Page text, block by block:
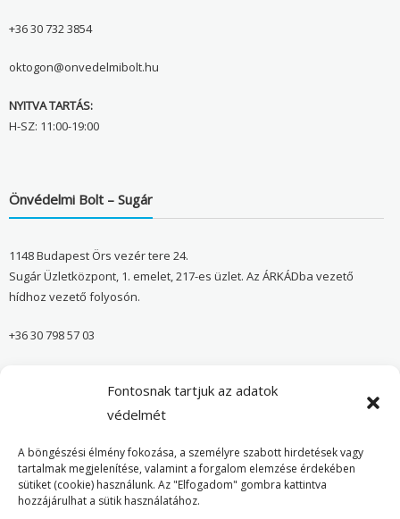
Fontosnak tartjuk az adatok
védelmét
A böngészési élmény fokozása, a személyre szabott hirdetések vagy
tartalmak megjelenítése, valamint a forgalom elemzése érdekében
sütiket (cookie) használunk. Az "Elfogadom" gombra kattintva
hozzájárulhat a sütik használatához.
+36 30 732 3854
oktogon@onvedelmibolt.hu
NYITVA TARTÁS:
H-SZ: 11:00-19:00
Önvédelmi Bolt – Sugár
1148 Budapest Örs vezér tere 24.
Sugár Üzletközpont, 1. emelet, 217-es üzlet. Az ÁRKÁDba vezető
hídhoz vezető folyosón.
+36 30 798 57 03
Önvédelmi Bolt – Főoldal